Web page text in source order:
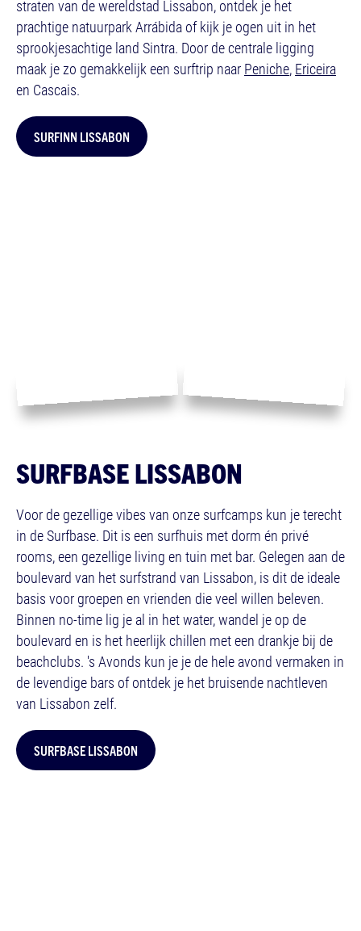
straten van de wereldstad Lissabon, ontdek je het
prachtige natuurpark Arrábida of kijk je ogen uit in het
sprookjesachtige land Sintra. Door de centrale ligging
maak je zo gemakkelijk een surftrip naar Peniche, Ericeira
en Cascais.
SURFINN LISSABON
SURFBASE LISSABON
Voor de gezellige vibes van onze surfcamps kun je terecht
in de Surfbase. Dit is een surfhuis met dorm én privé
rooms, een gezellige living en tuin met bar. Gelegen aan de
boulevard van het surfstrand van Lissabon, is dit de ideale
basis voor groepen en vrienden die veel willen beleven.
Binnen no-time lig je al in het water, wandel je op de
boulevard en is het heerlijk chillen met een drankje bij de
beachclubs. 's Avonds kun je je de hele avond vermaken in
de levendige bars of ontdek je het bruisende nachtleven
van Lissabon zelf.
SURFBASE LISSABON